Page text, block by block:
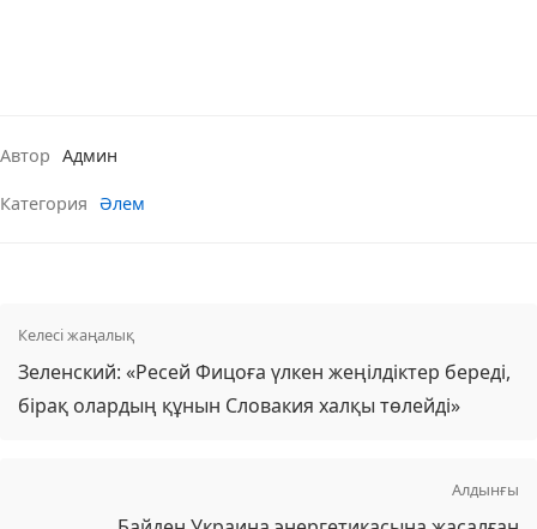
Автор Админ
Категория Әлем
Келесі жаңалық
Зеленский: «Ресей Фицоға үлкен жеңілдіктер береді,
бірақ олардың құнын Словакия халқы төлейді»
Алдынғы